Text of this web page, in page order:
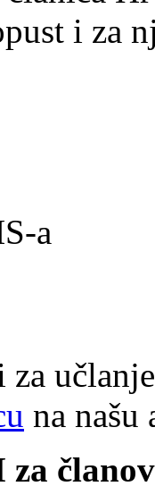
i za
a
za
na našu